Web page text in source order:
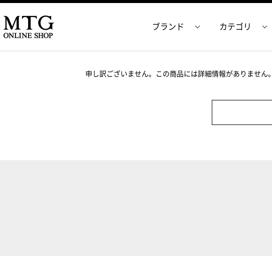
ブランド カテゴリ
申し訳ございません。この商品には詳細情報がありません。